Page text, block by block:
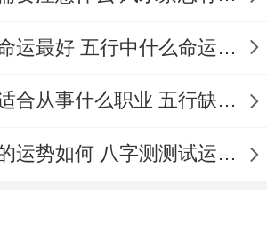
交由搬家公司托运，易碎物
善打包，并做出醒目标记,提
搬大件物品入场并定位，下
五行属什么的命运最好 五行中什么命运势旺盛
五行缺火的人适合从事什么职业 五行缺火的人适合从事的职业有哪些
如何测试自己的运势如何 八字测测试运运程